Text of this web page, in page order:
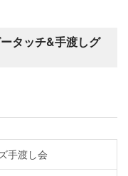
タッチ&手渡しグ
手渡し会